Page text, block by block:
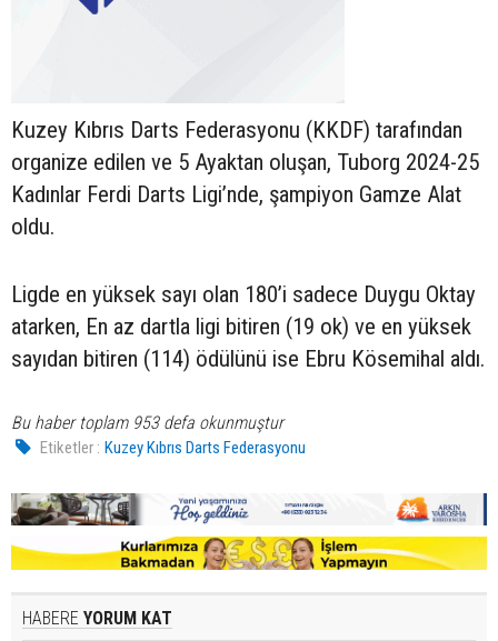
Kuzey Kıbrıs Darts Federasyonu (KKDF) tarafından
organize edilen ve 5 Ayaktan oluşan, Tuborg 2024-25
Kadınlar Ferdi Darts Ligi’nde, şampiyon Gamze Alat
oldu.
Ligde en yüksek sayı olan 180’i sadece Duygu Oktay
atarken, En az dartla ligi bitiren (19 ok) ve en yüksek
sayıdan bitiren (114) ödülünü ise Ebru Kösemihal aldı.
Bu haber toplam 953 defa okunmuştur
Etiketler : Kuzey Kıbrıs Darts Federasyonu
HABERE YORUM KAT